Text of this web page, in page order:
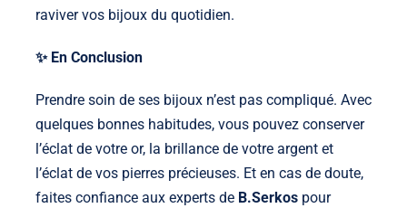
raviver vos bijoux du quotidien.
✨ En Conclusion
Prendre soin de ses bijoux n’est pas compliqué. Avec
quelques bonnes habitudes, vous pouvez conserver
l’éclat de votre or, la brillance de votre argent et
l’éclat de vos pierres précieuses. Et en cas de doute,
faites confiance aux experts de B.Serkospour